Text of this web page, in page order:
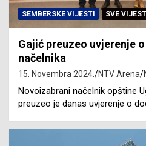
SEMBERSKE VIJESTI SVE VIJESTI
Gajić preuzeo uvjerenje
načelnika
15. Novembra 2024. NTV Arena
Novoizabrani načelnik opštine
preuzeo je danas uvjerenje o